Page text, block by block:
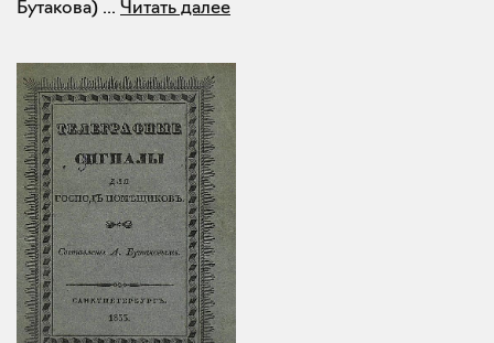
Бутакова) ... Читать далее